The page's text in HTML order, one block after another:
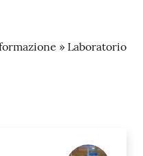
» Laboratorio